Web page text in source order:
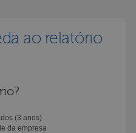
ao relatório
(3 anos)
da empresa